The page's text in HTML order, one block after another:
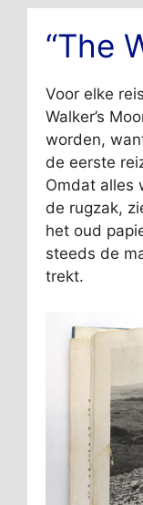
“The
Voor elke
Walker’s
worden,
de eerste
Omdat alles
de rugzak,
het oud
steeds de
trekt.